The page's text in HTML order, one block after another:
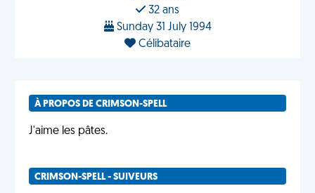
32 ans
Sunday 31 July 1994
Célibataire
À PROPOS DE CRIMSON-SPELL
J'aime les pâtes.
CRIMSON-SPELL - SUIVEURS